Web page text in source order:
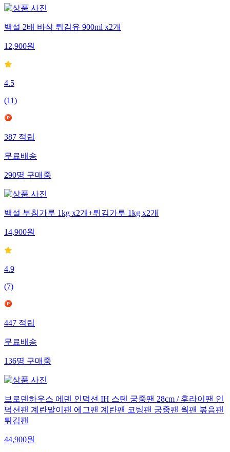
백설 2배 바삭 튀김유 900ml x2개
12,900원
4.5
(11)
387적립
무료배송
290명구매중
백설 부침가루 1kg x2개+튀김가루 1kg x2개
14,900원
4.9
(7)
447적립
무료배송
136명구매중
브로덴하우스 에덴 인덕션 IH 스텐 궁중팬 28cm / 후라이팬 인
덕션팬 계란말이팬 에그팬 계란팬 코팅팬 궁중팬 웍팬 볶음팬
튀김팬
44,900원